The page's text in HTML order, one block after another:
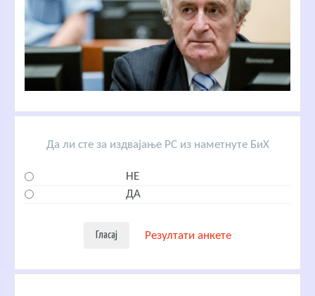
Да ли сте за издвајање РС из наметнуте БиХ
НЕ
ДА
Резултати анкете